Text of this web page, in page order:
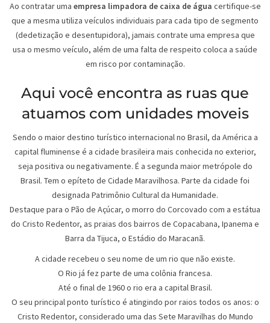
Ao contratar uma empresa limpadora de caixa de água certifique-se
que a mesma utiliza veículos individuais para cada tipo de segmento
(dedetização e desentupidora), jamais contrate uma empresa que
usa o mesmo veículo, além de uma falta de respeito coloca a saúde
em risco por contaminação.
Aqui você encontra as ruas que
atuamos com unidades moveis
Sendo o maior destino turístico internacional no Brasil, da América a
capital fluminense é a cidade brasileira mais conhecida no exterior,
seja positiva ou negativamente. É a segunda maior metrópole do
Brasil. Tem o epíteto de Cidade Maravilhosa. Parte da cidade foi
designada Patrimônio Cultural da Humanidade.
Destaque para o Pão de Açúcar, o morro do Corcovado com a estátua
do Cristo Redentor, as praias dos bairros de Copacabana, Ipanema e
Barra da Tijuca, o Estádio do Maracanã.
A cidade recebeu o seu nome de um rio que não existe.
O Rio já fez parte de uma colônia francesa.
Até o final de 1960 o rio era a capital Brasil.
O seu principal ponto turístico é atingindo por raios todos os anos: o
Cristo Redentor, considerado uma das Sete Maravilhas do Mundo